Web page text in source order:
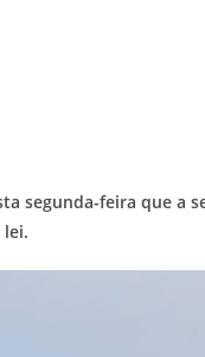
segunda-feira que a
lei.